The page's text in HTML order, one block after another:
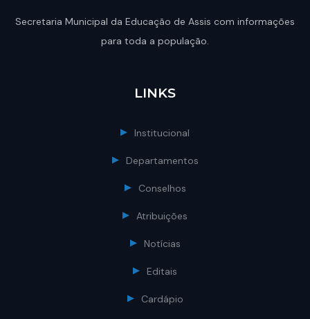
Secretaria Municipal da Educação de Assis com informações
para toda a população.
LINKS
Institucional
Departamentos
Conselhos
Atribuições
Notícias
Editais
Cardápio